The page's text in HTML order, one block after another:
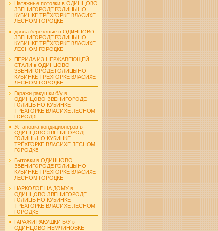
Натяжные потолки в ОДИНЦОВО
ЗВЕНИГОРОДЕ ГОЛИЦЫНО
КУБИНКЕ ТРЁХГОРКЕ ВЛАСИХЕ
ЛЕСНОМ ГОРОДКЕ
дрова берёзовые в ОДИНЦОВО
ЗВЕНИГОРОДЕ ГОЛИЦЫНО
КУБИНКЕ ТРЁХГОРКЕ ВЛАСИХЕ
ЛЕСНОМ ГОРОДКЕ
ПЕРИЛА ИЗ НЕРЖАВЕЮЩЕЙ
СТАЛИ в ОДИНЦОВО
ЗВЕНИГОРОДЕ ГОЛИЦЫНО
КУБИНКЕ ТРЁХГОРКЕ ВЛАСИХЕ
ЛЕСНОМ ГОРОДКЕ
Гаражи ракушки б/у в
ОДИНЦОВО ЗВЕНИГОРОДЕ
ГОЛИЦЫНО КУБИНКЕ
ТРЁХГОРКЕ ВЛАСИХЕ ЛЕСНОМ
ГОРОДКЕ
Установка кондиционеров в
ОДИНЦОВО ЗВЕНИГОРОДЕ
ГОЛИЦЫНО КУБИНКЕ
ТРЁХГОРКЕ ВЛАСИХЕ ЛЕСНОМ
ГОРОДКЕ
Бытовки в ОДИНЦОВО
ЗВЕНИГОРОДЕ ГОЛИЦЫНО
КУБИНКЕ ТРЁХГОРКЕ ВЛАСИХЕ
ЛЕСНОМ ГОРОДКЕ
НАРКОЛОГ НА ДОМУ в
ОДИНЦОВО ЗВЕНИГОРОДЕ
ГОЛИЦЫНО КУБИНКЕ
ТРЁХГОРКЕ ВЛАСИХЕ ЛЕСНОМ
ГОРОДКЕ
ГАРАЖИ РАКУШКИ Б/У в
ОДИНЦОВО НЕМЧИНОВКЕ